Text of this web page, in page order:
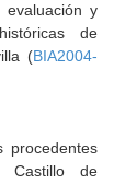
evaluación y
de
(BIA2004-
procedentes
Castillo de